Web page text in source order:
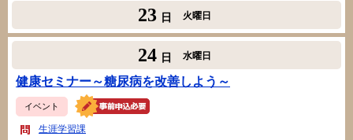
23 日 火曜日
24 日 水曜日
健康セミナー～糖尿病を改善しよう～
イベント
生涯学習課